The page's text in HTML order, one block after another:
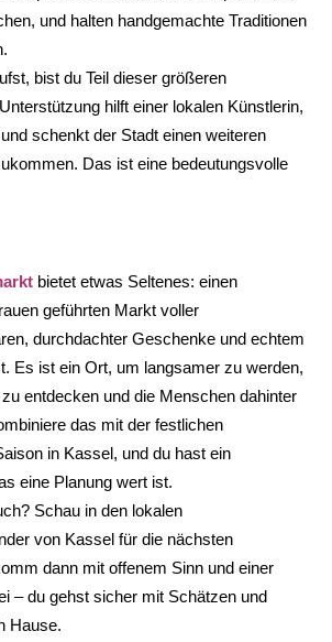
und halten handgemachte Traditionen
bist du Teil dieser größeren
hilft einer lokalen Künstlerin,
schenkt der Stadt einen weiteren
Das ist eine bedeutungsvolle
bietet etwas Seltenes: einen
geführten Markt voller
durchdachter Geschenke und echtem
Es ist ein Ort, um langsamer zu werden,
entdecken und die Menschen dahinter
das mit der festlichen
in Kassel, und du hast ein
eine Planung wert ist.
Schau in den lokalen
von Kassel für die nächsten
dann mit offenem Sinn und einer
– du gehst sicher mit Schätzen und
Hause.